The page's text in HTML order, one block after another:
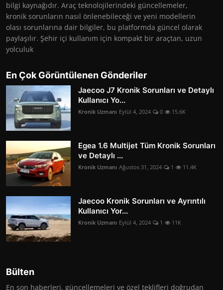
bilgi kaynağıdır. Araç teknolojilerindeki güncellemeler,
kronik sorunların nasıl önlenebileceği ve yeni modellerin
olası sorunlarına dair bilgiler, bu platformda güncel olarak
paylaşılır. Şehir içi kullanım için kompakt bir araçtan, uzun
yolculuk
En Çok Görüntülenen Gönderiler
Jaecoo J7 Kronik Sorunları ve Detaylı
Kullanıcı Yo...
Kronik Uzmanı Eylül 4, 2024 0 15.6K
Egea 1.6 Multijet Tüm Kronik Sorunları
ve Detaylı ...
Kronik Uzmanı Ağustos 31, 2024 1 11.4K
Jaecoo Kronik Sorunları ve Ayrıntılı
Kullanıcı Yor...
Kronik Uzmanı Eylül 4, 2024 1 11K
Bülten
En son haberleri, güncellemeleri ve özel teklifleri doğrudan